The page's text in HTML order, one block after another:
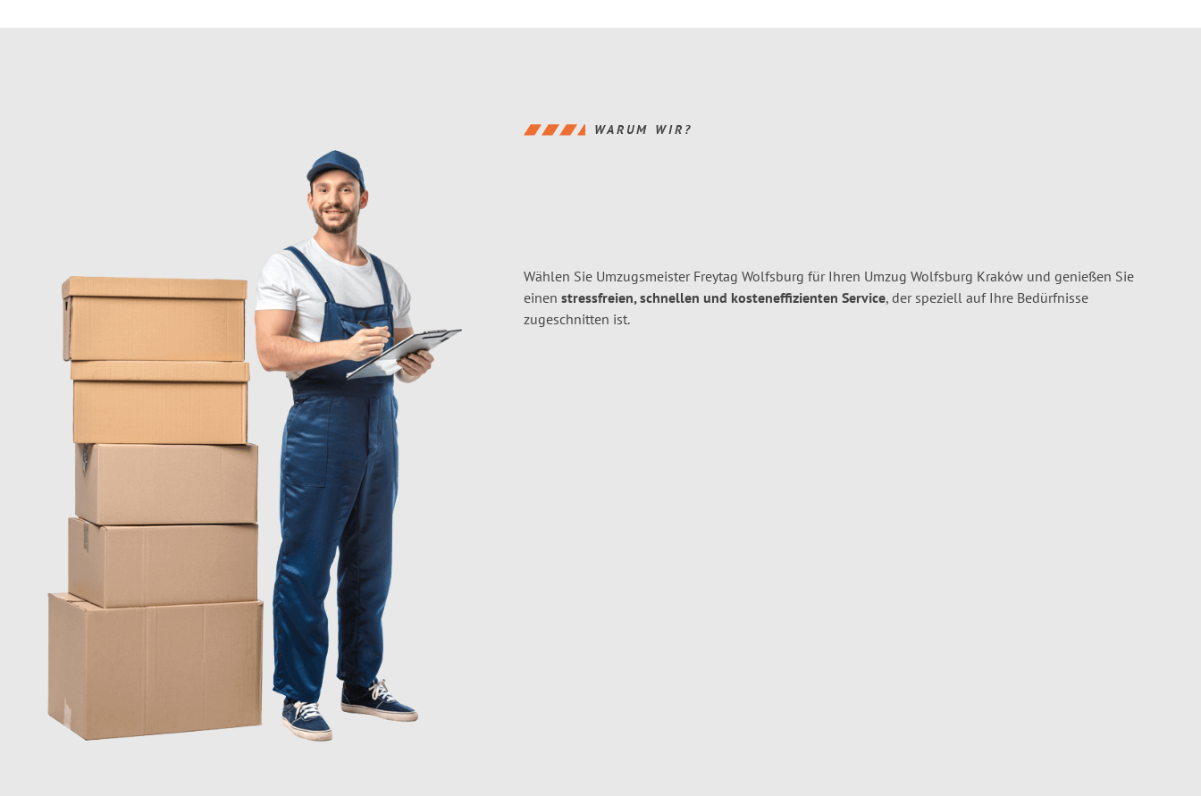
WARUM WIR?
Wählen Sie Umzugsmeister Freytag Wolfsburg für Ihren Umzug Wolfsburg Kraków und genießen Sie
einen stressfreien, schnellen und kosteneffizienten Service, der speziell auf Ihre Bedürfnisse
zugeschnitten ist.